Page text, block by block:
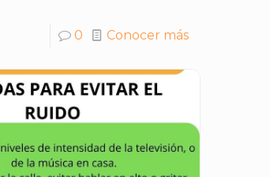
0 Conocer más